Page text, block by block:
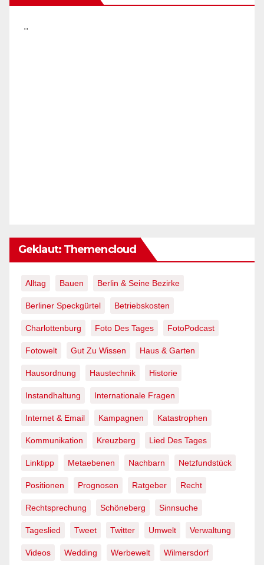
..
Geklaut: Themencloud
Alltag Bauen Berlin & Seine Bezirke
Berliner Speckgürtel Betriebskosten
Charlottenburg Foto Des Tages FotoPodcast
Fotowelt Gut Zu Wissen Haus & Garten
Hausordnung Haustechnik Historie
Instandhaltung Internationale Fragen
Internet & Email Kampagnen Katastrophen
Kommunikation Kreuzberg Lied Des Tages
Linktipp Metaebenen Nachbarn Netzfundstück
Positionen Prognosen Ratgeber Recht
Rechtsprechung Schöneberg Sinnsuche
Tageslied Tweet Twitter Umwelt Verwaltung
Videos Wedding Werbewelt Wilmersdorf